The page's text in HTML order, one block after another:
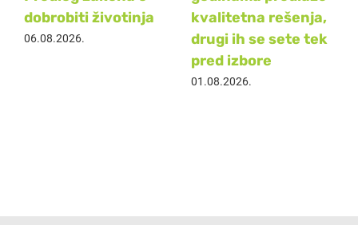
dobrobiti životinja
06.08.2026.
kvalitetna rešenja,
drugi ih se sete tek
pred izbore
01.08.2026.